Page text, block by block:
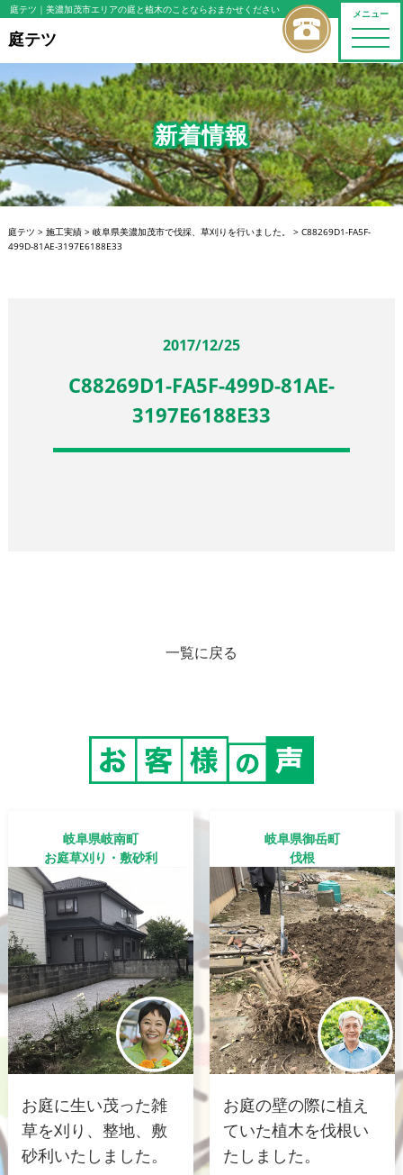
メニュー
toggle
庭テツ ｜美濃加茂市エリアの庭と植木のことならおまかせください
庭テツ
新着情報
庭テツ > 施工実績> 岐阜県美濃加茂市で伐採、草刈りを行いました。 > C88269D1-FA5F-
499D-81AE-3197E6188E33
2017/12/25
C88269D1-FA5F-499D-81AE-
3197E6188E33
一覧に戻る
岐阜県岐南町
お庭草刈り・敷砂利
お庭に生い茂った雑
草を刈り、整地、敷
砂利いたしました。
岐阜県御岳町
伐根
お庭の壁の際に植え
ていた植木を伐根い
たしました。